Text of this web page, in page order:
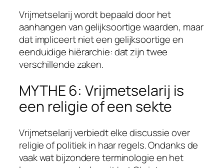
Vrijmetselarij wordt bepaald door het
aanhangen van gelijksoortige waarden, maar
dat impliceert niet een gelijksoortige en
eenduidige hiërarchie: dat zijn twee
verschillende zaken.
MYTHE 6: Vrijmetselarij is
een religie of een sekte
Vrijmetselarij verbiedt elke discussie over
religie of politiek in haar regels. Ondanks de
vaak wat bijzondere terminologie en het